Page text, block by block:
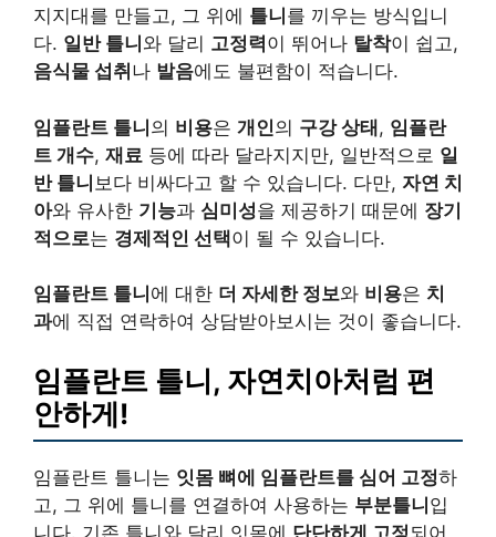
지지대를 만들고, 그 위에 틀니 를 끼우는 방식입니
다. 일반 틀니 와 달리 고정력이 뛰어나 탈착이 쉽고,
음식물 섭취 나 발음에도 불편함이 적습니다.
임플란트 틀니의 비용은 개인의 구강 상태, 임플란
트 개수, 재료 등에 따라 달라지지만, 일반적으로 일
반 틀니 보다 비싸다고 할 수 있습니다. 다만, 자연 치
아와 유사한 기능과 심미성을 제공하기 때문에 장기
적으로는 경제적인 선택이 될 수 있습니다.
임플란트 틀니 에 대한 더 자세한 정보와 비용은 치
과에 직접 연락하여 상담받아보시는 것이 좋습니다.
임플란트 틀니, 자연치아처럼 편
안하게!
임플란트 틀니는 잇몸 뼈에 임플란트를 심어 고정하
고, 그 위에 틀니를 연결하여 사용하는 부분틀니입
니다. 기존 틀니와 달리 잇몸에 단단하게 고정되어